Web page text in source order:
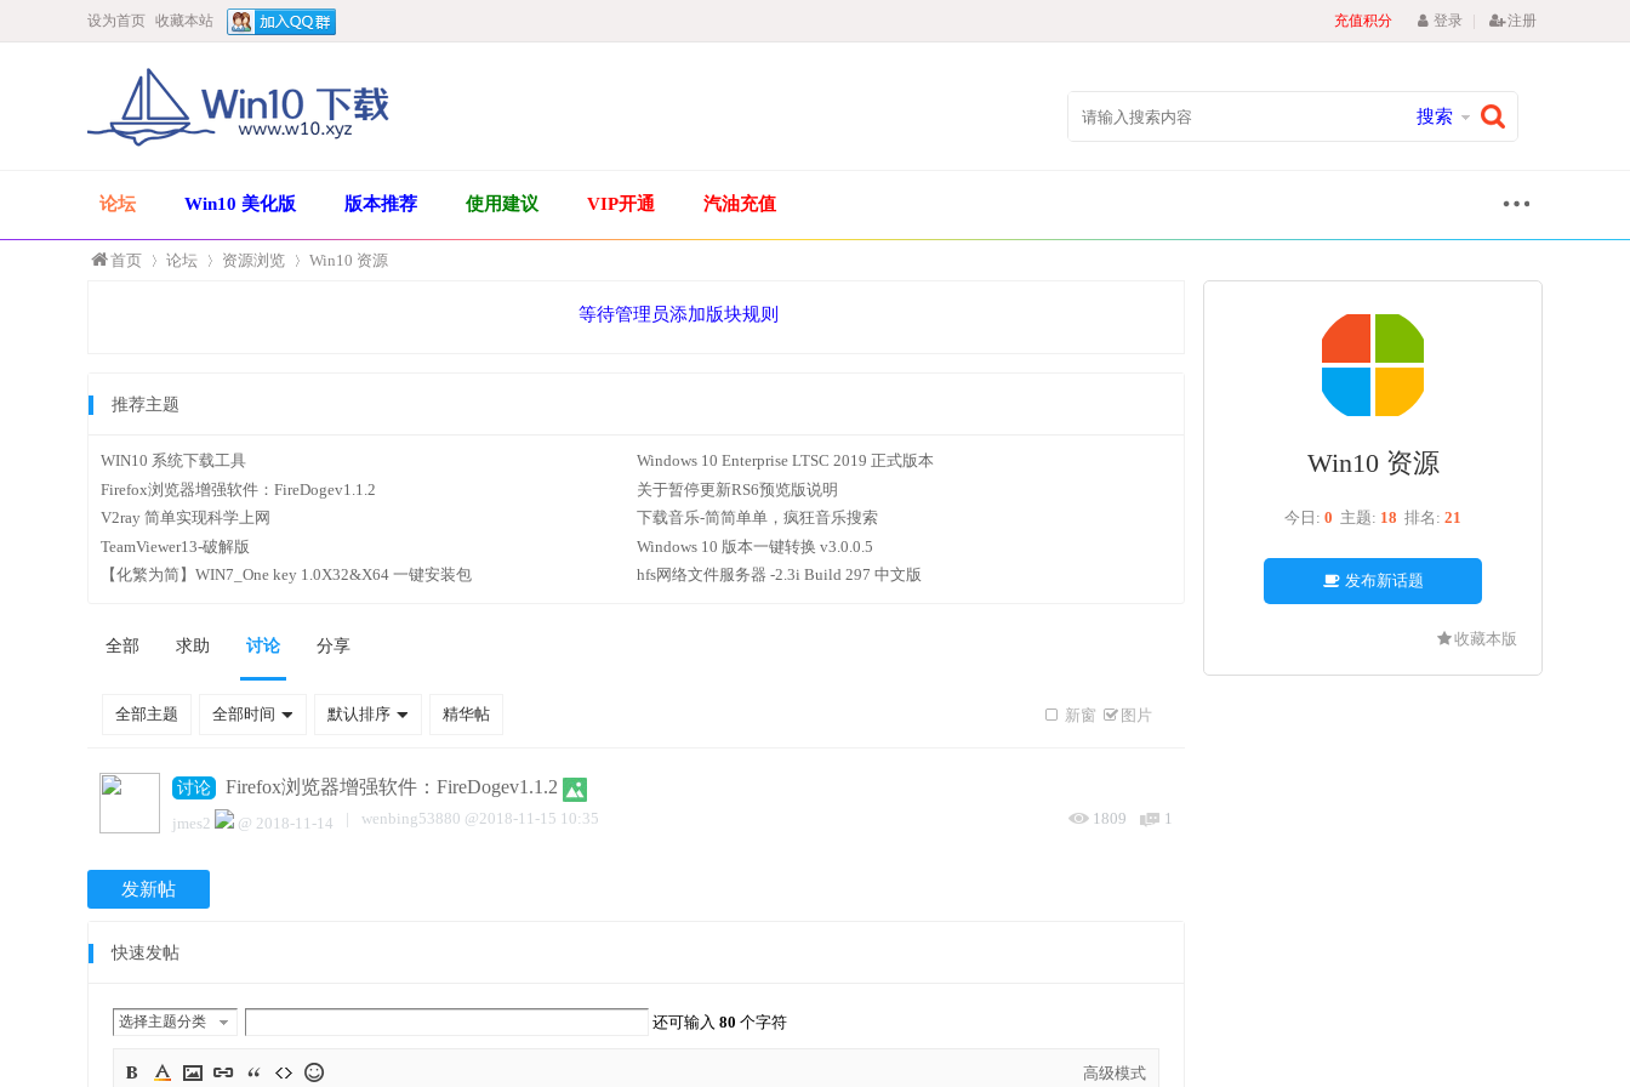
设为首页 收藏本站 充值积分 登录 | 注册
搜索
论坛 Win10 美化版 版本推荐 使用建议 VIP开通 汽油充值
首页 论坛 资源浏览 Win10 资源
等待管理员添加版块规则
推荐主题
WIN10 系统下载工具
Windows 10 Enterprise LTSC 2019 正式版本
Firefox浏览器增强软件：FireDogev1.1.2
关于暂停更新RS6预览版说明
V2ray 简单实现科学上网
下载音乐-简简单单，疯狂音乐搜索
TeamViewer13-破解版
Windows 10 版本一键转换 v3.0.0.5
【化繁为简】WIN7_One key 1.0X32&X64 一键安装包
hfs网络文件服务器 -2.3i Build 297 中文版
全部 求助 讨论 分享
全部主题 全部时间 默认排序 精华帖 新窗 图片
讨论 Firefox浏览器增强软件：FireDogev1.1.2
jmes2 @ 2018-11-14 | wenbing53880 @2018-11-15 10:35 1809 1
发新帖
快速发帖
选择主题分类 还可输入80 个字符
高级模式
Win10 资源
今日: 0 主题: 18 排名: 21
发布新话题
收藏本版